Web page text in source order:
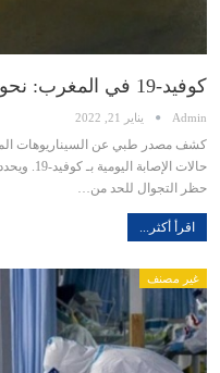
كوفيد-19 في المغرب: نحو عودة القيود؟
Admin يناير 21, 2022
كشف مصدر طبي عن السيناريوهات
حالات
حظر التجوال للحد من…
اقرأ أكثر...
غير مصنف